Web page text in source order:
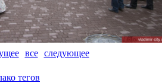
все следующее
тегов